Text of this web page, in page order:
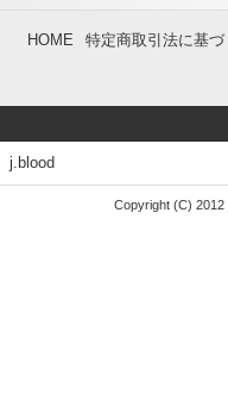
HOME 特定商取引法に基づ
j.blood
Copyright (C) 2012